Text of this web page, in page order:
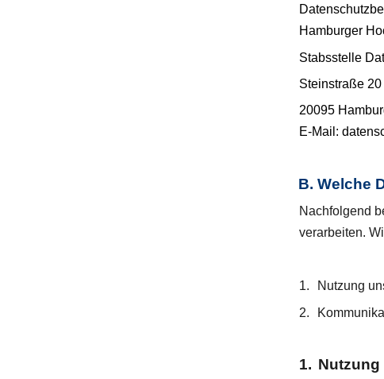
Hamburger
Stabsstelle
Steinstraße 20
20095
E-Mail:
B. Welche
Nachfolgend
verarbeiten.
1.
Nutzung
2.
1.